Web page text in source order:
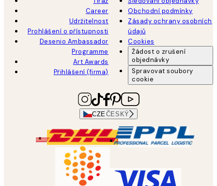
Career
Udržitelnost
Prohlášení o přístupnosti
Desenio Ambassador
Programme
Art Awards
Přihlášení (firma)
Obchodní podmínky
Zásady ochrany osobních
údajů
Cookies
Žádost o zrušení
objednávky
Spravovat soubory
cookie
CZE ČESKÝ